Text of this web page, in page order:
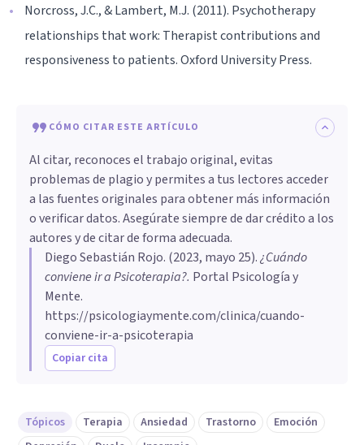
Norcross, J.C., & Lambert, M.J. (2011). Psychotherapy
relationships that work: Therapist contributions and
responsiveness to patients. Oxford University Press.
CÓMO CITAR ESTE ARTÍCULO
Al citar, reconoces el trabajo original, evitas
problemas de plagio y permites a tus lectores acceder
a las fuentes originales para obtener más información
o verificar datos. Asegúrate siempre de dar crédito a los
autores y de citar de forma adecuada.
Diego Sebastián Rojo. (2023, mayo 25).¿Cuándo
conviene ir a Psicoterapia?. Portal Psicología y
Mente.
https://psicologiaymente.com/clinica/cuando-
conviene-ir-a-psicoterapia
Copiar cita
Tópicos Terapia Ansiedad Trastorno
Emoción